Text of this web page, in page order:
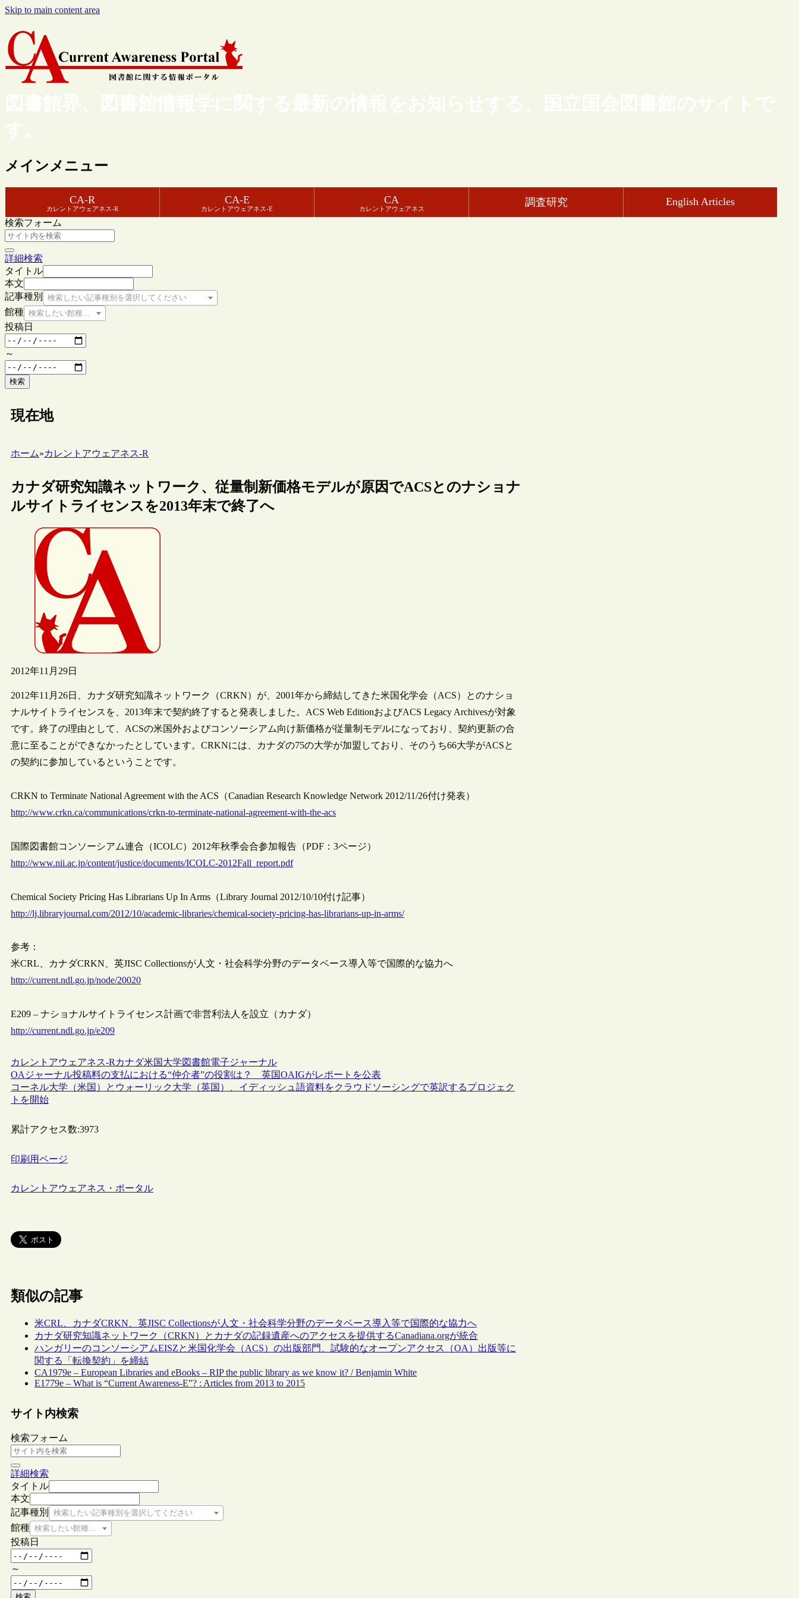
Skip to main content area
図書館界、図書館情報学に関する最新の情報をお知らせする、国立国会図書館のサイトで
す。
メインメニュー
CA-R
カレントアウェアネス-R
CA-E
カレントアウェアネス-E
CA
カレントアウェアネス
調査研究 English Articles
検索フォーム
詳細検索
タイトル
本文
記事種別
検索したい記事種別を選択してください
館種 検索したい館種を選択してください
投稿日
～
検索
現在地
ホーム»カレントアウェアネス-R
カナダ研究知識ネットワーク、従量制新価格モデルが原因でACSとのナショナ
ルサイトライセンスを2013年末で終了へ
2012年11月29日
2012年11月26日、カナダ研究知識ネットワーク（CRKN）が、2001年から締結してきた米国化学会（ACS）とのナショ
ナルサイトライセンスを、2013年末で契約終了すると発表しました。ACS Web EditionおよびACS Legacy Archivesが対象
です。終了の理由として、ACSの米国外およびコンソーシアム向け新価格が従量制モデルになっており、契約更新の合
意に至ることができなかったとしています。CRKNには、カナダの75の大学が加盟しており、そのうち66大学がACSと
の契約に参加しているということです。
CRKN to Terminate National Agreement with the ACS（Canadian Research Knowledge Network 2012/11/26付け発表）
http://www.crkn.ca/communications/crkn-to-terminate-national-agreement-with-the-acs
国際図書館コンソーシアム連合（ICOLC）2012年秋季会合参加報告（PDF：3ページ）
http://www.nii.ac.jp/content/justice/documents/ICOLC-2012Fall_report.pdf
Chemical Society Pricing Has Librarians Up In Arms（Library Journal 2012/10/10付け記事）
http://lj.libraryjournal.com/2012/10/academic-libraries/chemical-society-pricing-has-librarians-up-in-arms/
参考：
米CRL、カナダCRKN、英JISC Collectionsが人文・社会科学分野のデータベース導入等で国際的な協力へ
http://current.ndl.go.jp/node/20020
E209 – ナショナルサイトライセンス計画で非営利法人を設立（カナダ）
http://current.ndl.go.jp/e209
カレントアウェアネス-R カナダ米国 大学図書館電子ジャーナル
OAジャーナル投稿料の支払における“仲介者”の役割は？ 英国OAIGがレポートを公表
コーネル大学（米国）とウォーリック大学（英国）、イディッシュ語資料をクラウドソーシングで英訳するプロジェク
トを開始
累計アクセス数:3973
印刷用ページ
カレントアウェアネス・ポータル
類似の記事
米CRL、カナダCRKN、英JISC Collectionsが人文・社会科学分野のデータベース導入等で国際的な協力へ
カナダ研究知識ネットワーク（CRKN）とカナダの記録遺産へのアクセスを提供するCanadiana.orgが統合
ハンガリーのコンソーシアムEISZと米国化学会（ACS）の出版部門、試験的なオープンアクセス（OA）出版等に
関する「転換契約」を締結
CA1979e – European Libraries and eBooks – RIP the public library as we know it? / Benjamin White
E1779e – What is “Current Awareness-E”? : Articles from 2013 to 2015
サイト内検索
検索フォーム
詳細検索
タイトル
本文
記事種別
検索したい記事種別を選択してください
館種 検索したい館種を選択してください
投稿日
～